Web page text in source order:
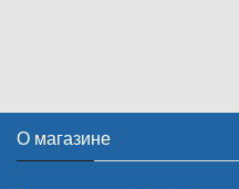
О магазине